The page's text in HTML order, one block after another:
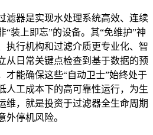
滤器是实现水处理系统高效、连续
“装上即忘”的设备。其“免维护”神
执行机构和过滤介质更专业化、智
从日常关键点检查到基于数据的预
才能确保这些“自动卫士”始终处于
人工成本下的高可靠性运行，为生
维，就是投资于过滤器全生命周期
外停机风险。